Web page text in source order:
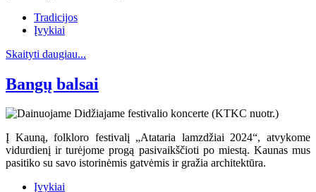
Tradicijos
Įvykiai
Skaityti daugiau...
Bangų balsai
Į Kauną, folkloro festivalį „Atataria lamzdžiai 2024“, atvykome
vidurdienį ir turėjome progą pasivaikščioti po miestą. Kaunas mus
pasitiko su savo istorinėmis gatvėmis ir gražia architektūra.
Įvykiai